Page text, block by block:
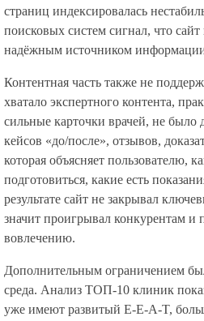
страниц индексировалась
поисковых систем сигнал, что
надёжным источником
Контентная часть также не
хватало экспертного контента,
сильные карточки врачей, не было
кейсов «до/после», отзывов,
которая объясняет пользователю,
подготовиться, какие есть
результате сайт не закрывал
значит проигрывал конкурентам и
вовлечению.
Дополнительным ограничением
среда. Анализ ТОП-10 клиник
уже имеют развитый E-E-A-T,